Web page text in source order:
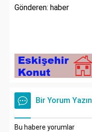
Gönderen: haber
Bir Yorum Yazın
Bu habere yorumlar